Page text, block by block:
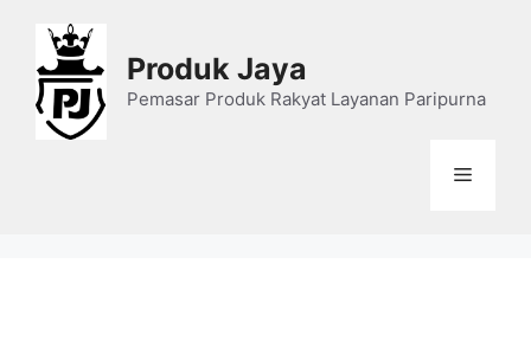
content
Produk Jaya
Pemasar Produk Rakyat Layanan Paripurna
Menu